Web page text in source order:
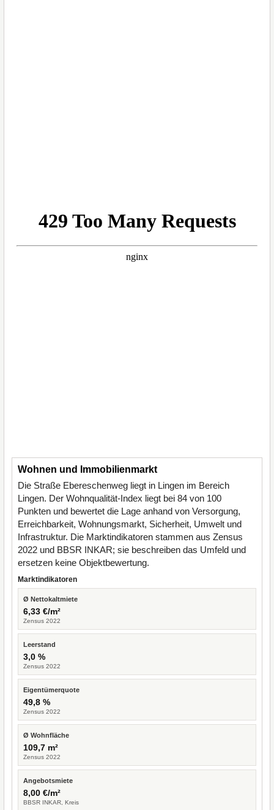
Wohnen und Immobilienmarkt
Die Straße Ebereschenweg liegt in Lingen im Bereich
Lingen. Der Wohnqualität-Index liegt bei 84 von 100
Punkten und bewertet die Lage anhand von Versorgung,
Erreichbarkeit, Wohnungsmarkt, Sicherheit, Umwelt und
Infrastruktur. Die Marktindikatoren stammen aus Zensus
2022 und BBSR INKAR; sie beschreiben das Umfeld und
ersetzen keine Objektbewertung.
Marktindikatoren
Ø Nettokaltmiete
6,33 €/m²
Zensus 2022
Leerstand
3,0 %
Zensus 2022
Eigentümerquote
49,8 %
Zensus 2022
Ø Wohnfläche
109,7 m²
Zensus 2022
Angebotsmiete
8,00 €/m²
BBSR INKAR, Kreis